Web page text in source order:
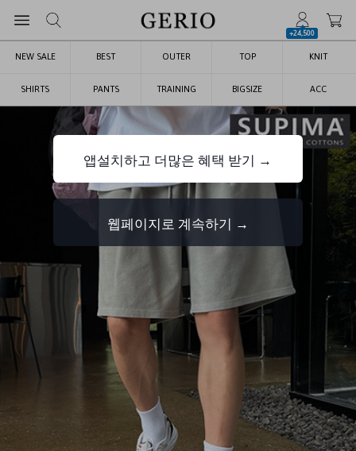
+24,500
NEW SALE BEST OUTER TOP KNIT
SHIRTS PANTS TRAINING BIGSIZE ACC
앱설치하고 더많은 혜택 받기 →
웹페이지로 계속하기 →